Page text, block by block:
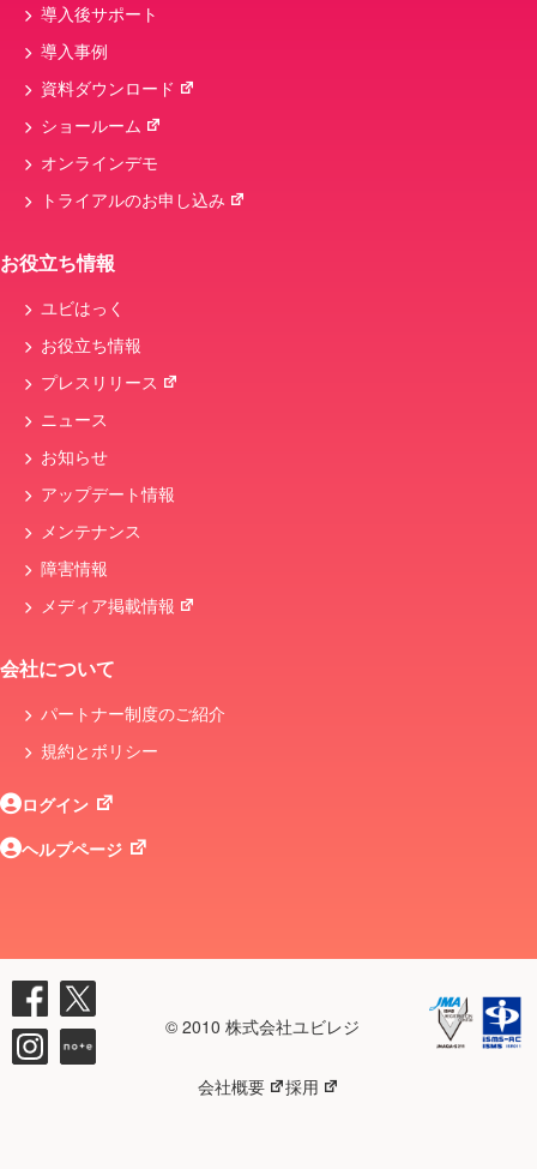
導入後サポート
導入事例
資料ダウンロード
ショールーム
オンラインデモ
トライアルのお申し込み
お役立ち情報
ユビはっく
お役立ち情報
プレスリリース
ニュース
お知らせ
アップデート情報
メンテナンス
障害情報
メディア掲載情報
会社について
パートナー制度のご紹介
規約とボリシー
ログイン
ヘルプページ
© 2010 株式会社ユビレジ
会社概要 採用